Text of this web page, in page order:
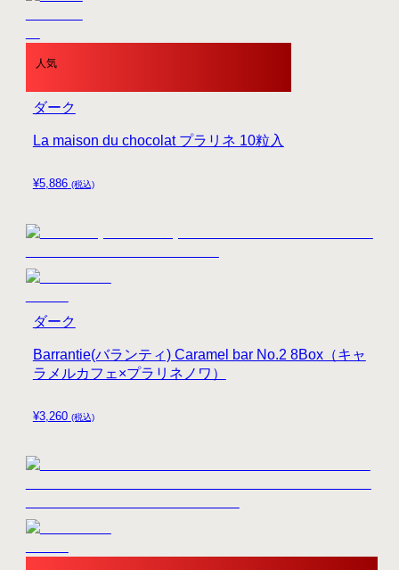
人気
¥5,886 (税込)
La maison du chocolat プラリネ 10粒入
ダーク
¥3,260 (税込)
Barrantie(バランティ) Caramel bar No.2 8Box（キャ
ラメルカフェ×プラリネノワ）
ダーク